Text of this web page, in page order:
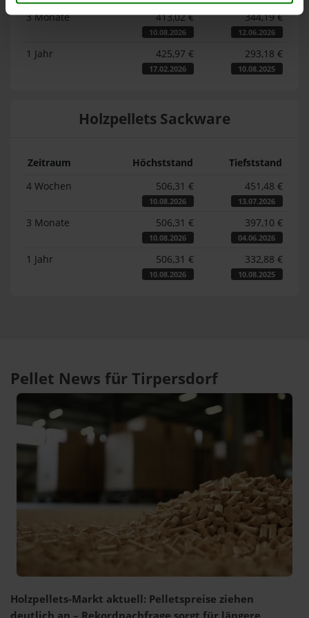
3 Monate 413,02 €
10.08.2026
344,19 €
12.06.2026
1 Jahr 425,97 €
17.02.2026
293,18 €
10.08.2025
Holzpellets Sackware
Zeitraum Höchststand
Tiefststand
4 Wochen
506,31 €
10.08.2026
451,48 €
13.07.2026
3 Monate 506,31 €
10.08.2026
397,10 €
04.06.2026
1 Jahr 506,31 €
10.08.2026
332,88 €
10.08.2025
Pellet News für Tirpersdorf
Holzpellets-Markt aktuell: Pelletspreise ziehen